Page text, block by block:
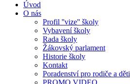
Úvod
O nás
Profil ''vize'' školy
Vybavení školy
Rada školy
Žákovský parlament
Historie školy
Kontakt
Poradenství pro rodiče a děti
PROMO VIDEO